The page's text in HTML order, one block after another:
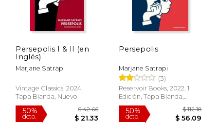
Persepolis I & II (en
Inglés)
Marjane Satrapi
Vintage Classics, 2024,
Tapa Blanda, Nuevo
Persepolis
Marjane Satrapi
(3)
Reservoir Books, 2022, 1
Edición, Tapa Blanda,
Nuevo